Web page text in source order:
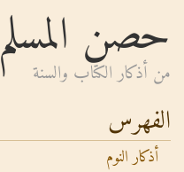
حصن المسلم
من أذكار الكتاب والسنة
الفهرس
أذكار النوم